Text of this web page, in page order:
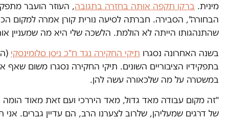
מינית. ברקו תקפה אותה בחזרה בתגובה, העוזר הועבר
הבחורה", הסבירה. חברתה לסיעה נורית קורן אמרה למקום
שהתנהגותו הייתה לא הולמת. הלשכה שלי היא מה שמעניין
בשנה האחרונה נסגרו תיקי החקירה נגד ח"כ ניסן סלומינסקי
בתפקידיו הציבוריים השונים. תיקי החקירה נסגרו משום
במשטרה על מה שלכאורה עשה להן.
"זה מקום עבודה מאד גדול, מאד היררכי ועם זאת מאוד הומה
של דרגים שמעליהן, שלרוב לצערנו הרב, הם עדיין גברים.